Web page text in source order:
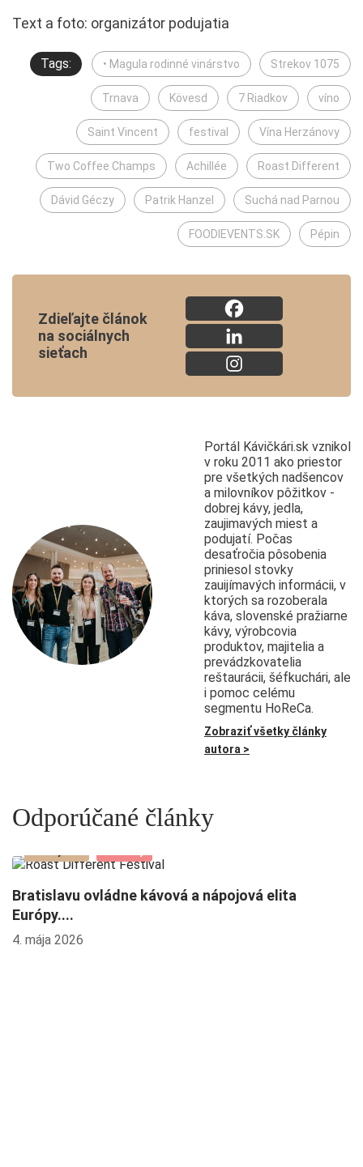
Text a foto: organizátor podujatia
Tags: • Magula rodinné vinárstvo Strekov 1075
Trnava Kövesd 7 Riadkov víno
Saint Vincent festival Vína Herzánovy
Two Coffee Champs Achillée Roast Different
Dávid Géczy Patrik Hanzel Suchá nad Parnou
FOODIEVENTS.SK Pépin
Zdieľajte článok
na sociálnych
sieťach
Portál Kávičkári.sk vznikol
v roku 2011 ako priestor
pre všetkých nadšencov
a milovníkov pôžitkov -
dobrej kávy, jedla,
zaujimavých miest a
podujatí. Počas
desaťročia pôsobenia
priniesol stovky
zauijímavých informácii, v
ktorých sa rozoberala
káva, slovenské pražiarne
kávy, výrobcovia
produktov, majitelia a
prevádzkovatelia
reštaurácii, šéfkuchári, ale
i pomoc celému
segmentu HoReCa.
Zobraziť všetky články
autora >
Odporúčané články
Bratislavu ovládne kávová a nápojová elita
Európy....
4. mája 2026